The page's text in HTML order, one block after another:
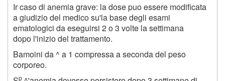
Ir caso di anemia grave: la dose puo essere modificata
a giudizio del medico su'la base degli esami
ematologici da eseguirsi 2 o 3 volte la settimana
dopo l'inizio del trattamento.
Bamoini da ^ a 1 compressa a seconda del peso
corporeo.
p